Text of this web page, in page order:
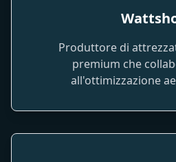
Produttore di
premium che
all'ottimizzazione